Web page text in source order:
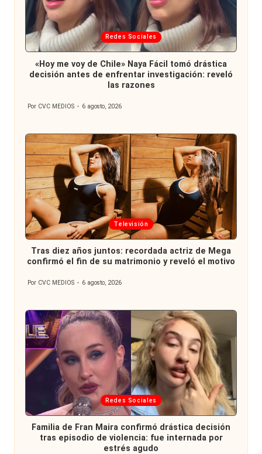
Publicada
en
Redes Sociales
«Hoy me voy de Chile» Naya Fácil tomó drástica
decisión antes de enfrentar investigación: reveló
las razones
Publicado
Por CVC MEDIOS 6 agosto, 2026
Publicada
en
Televisión
Tras diez años juntos: recordada actriz de Mega
confirmó el fin de su matrimonio y reveló el motivo
Publicado
Por CVC MEDIOS 6 agosto, 2026
Publicada
en
Redes Sociales
Familia de Fran Maira confirmó drástica decisión
tras episodio de violencia: fue internada por
estrés agudo